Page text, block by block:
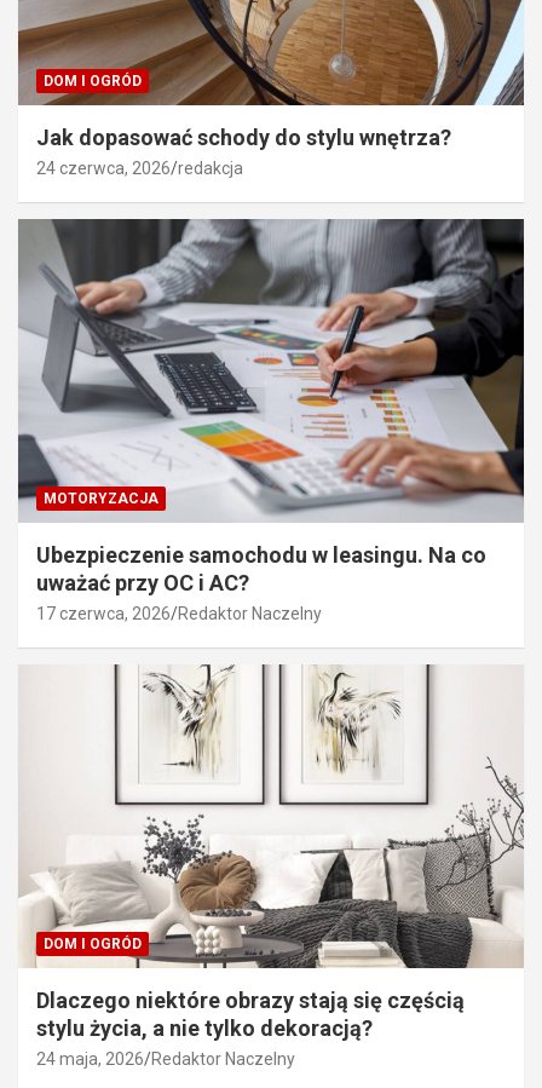
DOM I OGRÓD
Jak dopasować schody do stylu wnętrza?
24 czerwca, 2026 redakcja
MOTORYZACJA
Ubezpieczenie samochodu w leasingu. Na co
uważać przy OC i AC?
17 czerwca, 2026 Redaktor Naczelny
DOM I OGRÓD
Dlaczego niektóre obrazy stają się częścią
stylu życia, a nie tylko dekoracją?
24 maja, 2026 Redaktor Naczelny